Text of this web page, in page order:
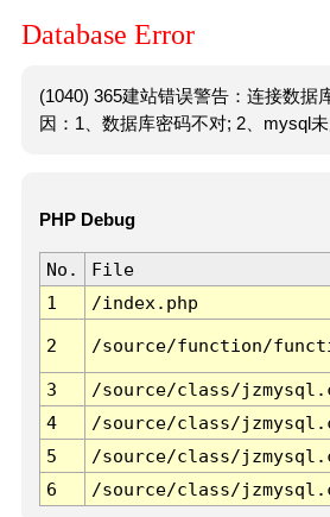
Database Error
(1040) 365建站错误警告：连接数据
因：1、数据库密码不对; 2、mysql未
PHP Debug
No. File
1
/index.php
2 /source/function/
3 /source/class/
4
/source/class/
5
/source/class/
6
/source/class/